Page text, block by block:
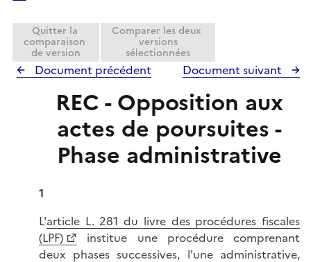
Quitter la
comparaison
de version
Comparer les deux
versions
sélectionnées
Document précédent Document suivant
REC - Opposition aux
actes de poursuites -
Phase administrative
1
L'article L. 281 du livre des procédures fiscales
(LPF)
institue une procédure comprenant
deux phases successives, l'une administrative,